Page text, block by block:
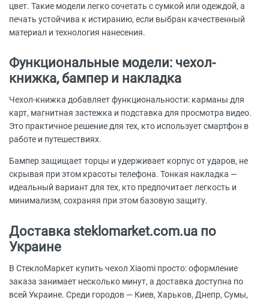
цвет. Такие модели легко сочетать с сумкой или одеждой, а
печать устойчива к истиранию, если выбран качественный
материал и технология нанесения.
Функциональные модели: чехол-
книжка, бампер и накладка
Чехол-книжка добавляет функциональности: карманы для
карт, магнитная застежка и подставка для просмотра видео.
Это практичное решение для тех, кто использует смартфон в
работе и путешествиях.
Бампер защищает торцы и удерживает корпус от ударов, не
скрывая при этом красоты телефона. Тонкая накладка —
идеальный вариант для тех, кто предпочитает легкость и
минимализм, сохраняя при этом базовую защиту.
Доставка steklomarket.com.ua по
Украине
В СтеклоМаркет купить чехол Xiaomi просто: оформление
заказа занимает несколько минут, а доставка доступна по
всей Украине. Среди городов — Киев, Харьков, Днепр, Сумы,